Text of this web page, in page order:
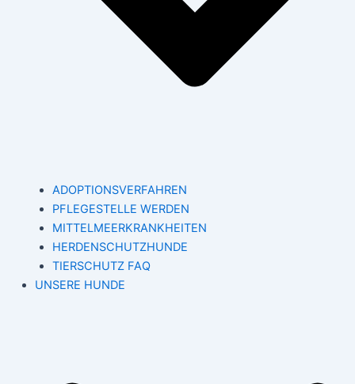
ADOPTIONSVERFAHREN
PFLEGESTELLE WERDEN
MITTELMEERKRANKHEITEN
HERDENSCHUTZHUNDE
TIERSCHUTZ FAQ
UNSERE HUNDE